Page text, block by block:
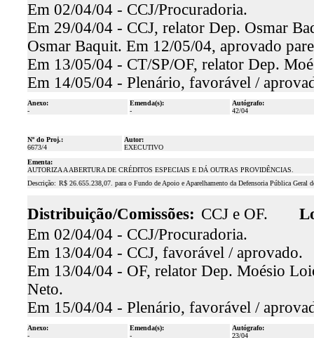
Em 02/04/04 - CCJ/Procuradoria.
Em 29/04/04 - CCJ, relator Dep. Osmar
Osmar Baquit. Em 12/05/04, aprovado
Em 13/05/04 - CT/SP/OF, relator Dep.
Em 14/05/04 - Plenário, favorável /
Anexo:
-
Emenda(s):
-
Autógrafo:
42/04
Nº do Proj.:
6673/4
Autor:
EXECUTIVO
Ementa:
AUTORIZA A ABERTURA DE CRÉDITOS ESPECIAIS E DÁ OUTRAS PROVIDÊNCIAS.
Descrição: R$ 26.655.238,07. para o Fundo de Apoio e Aparelhamento da Defensoria Pública Geral
Distribuição/Comissões: CCJ e OF.
Em 02/04/04 - CCJ/Procuradoria.
Em 13/04/04 - CCJ, favorável / aprovado.
Em 13/04/04 - OF, relator Dep. Moésio
Neto.
Em 15/04/04 - Plenário, favorável /
Anexo:
-
Emenda(s):
-
Autógrafo:
23/04